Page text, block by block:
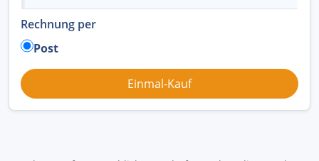
Rechnung per
Post